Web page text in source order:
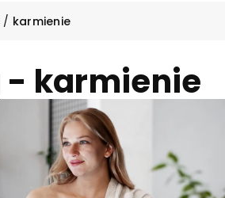
/ karmienie
- karmienie